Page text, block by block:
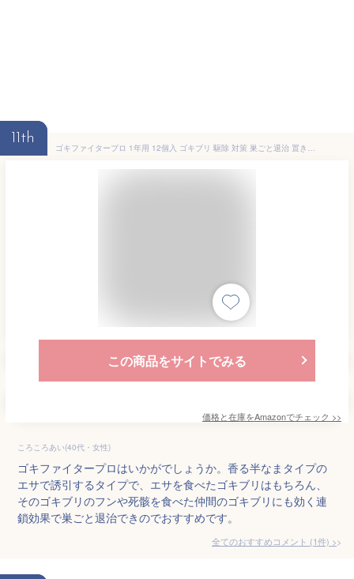
11th
ゴキファイタープロ 1年用 12個入 ゴキブリ 駆除 対策 巣ごと退治 置き型 抵抗性 大型ゴキブリ 卵にも効く 連鎖殺虫 可燃ゴミで捨てられる フマキラー
この商品をサイトでみる
価格と在庫をAmazonでチェック >>
ころころあい(40代・女性)
ゴキファイタープロはいかがでしょうか。香る半なまタイプの
エサで誘引するタイプで、エサを食べたゴキブリはもちろん、
そのゴキブリのフンや死骸を食べた仲間のゴキブリにも効く連
鎖効果で巣ごと退治できのでおすすめです。
全てのおすすめコメント (1件) >